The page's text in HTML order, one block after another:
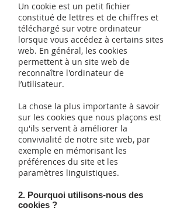
Un cookie est un petit fichier
constitué de lettres et de chiffres et
téléchargé sur votre ordinateur
lorsque vous accédez à certains sites
web. En général, les cookies
permettent à un site web de
reconnaître l'ordinateur de
l’utilisateur.
La chose la plus importante à savoir
sur les cookies que nous plaçons est
qu'ils servent à améliorer la
convivialité de notre site web, par
exemple en mémorisant les
préférences du site et les
paramètres linguistiques.
2. Pourquoi utilisons-nous des
cookies ?